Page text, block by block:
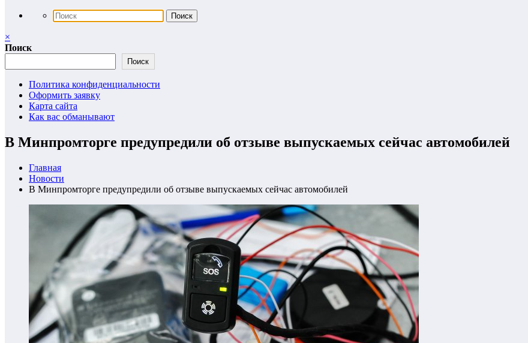
×
Поиск
Поиск
Политика конфиденциальности
Оформить заявку
Карта сайта
Как вас обманывают
В Минпромторге предупредили об отзыве выпускаемых сейчас автомобилей
Главная
Новости
В Минпромторге предупредили об отзыве выпускаемых сейчас автомобилей